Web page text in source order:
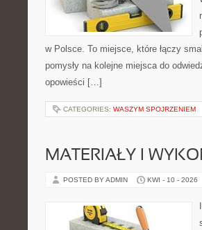
w Polsce. To miejsce, które łączy
pomysły na kolejne miejsca do
opowieści […]
CATEGORIES: WASZYM SPOJRZENIEM
MATERIAŁY I
POSTED BY ADMIN KWI - 10 - 2026